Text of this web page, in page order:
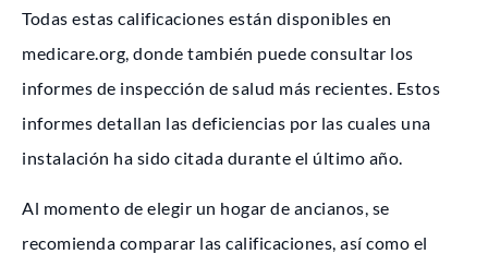
Todas estas calificaciones están disponibles en
medicare.org, donde también puede consultar los
informes de inspección de salud más recientes. Estos
informes detallan las deficiencias por las cuales una
instalación ha sido citada durante el último año.
Al momento de elegir un hogar de ancianos, se
recomienda comparar las calificaciones, así como el